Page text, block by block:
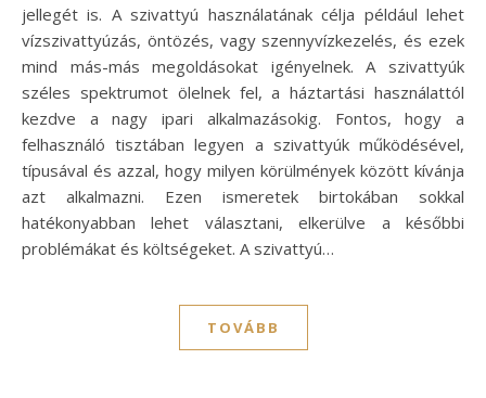
jellegét is. A szivattyú használatának célja például lehet
vízszivattyúzás, öntözés, vagy szennyvízkezelés, és ezek
mind más-más megoldásokat igényelnek. A szivattyúk
széles spektrumot ölelnek fel, a háztartási használattól
kezdve a nagy ipari alkalmazásokig. Fontos, hogy a
felhasználó tisztában legyen a szivattyúk működésével,
típusával és azzal, hogy milyen körülmények között kívánja
azt alkalmazni. Ezen ismeretek birtokában sokkal
hatékonyabban lehet választani, elkerülve a későbbi
problémákat és költségeket. A szivattyú…
TOVÁBB